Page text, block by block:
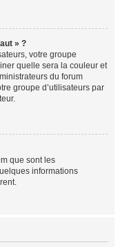
» ?
votre groupe
quelle sera la couleur et
du forum
groupe d’utilisateurs par
que sont les
informations